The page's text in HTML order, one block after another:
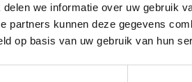
we informatie over uw gebruik
partners kunnen deze gegevens
op basis van uw gebruik van hun